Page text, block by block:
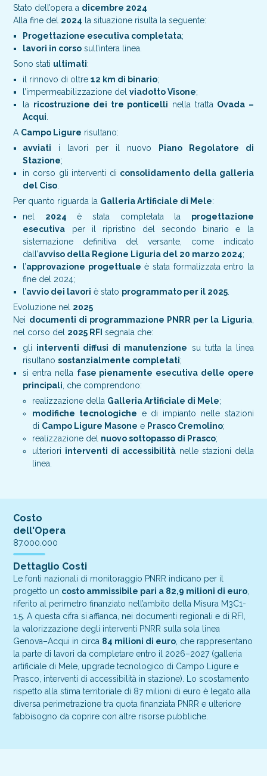
Stato dell’opera a dicembre 2024
Alla fine del 2024 la situazione risulta la seguente:
Progettazione esecutiva completata;
lavori in corso sull’intera linea.
Sono stati ultimati:
il rinnovo di oltre12 km di binario;
l’impermeabilizzazione delviadotto Visone;
la ricostruzione dei tre ponticelli nella tratta Ovada –
Acqui.
A Campo Ligure risultano:
avviati i lavori per il nuovo
Piano Regolatore di
Stazione;
in corso gli interventi di consolidamento della galleria
del Ciso.
Per quanto riguarda la Galleria Artificiale di Mele:
nel 2024 è stata completata la progettazione
esecutiva per il ripristino del secondo binario e la
sistemazione definitiva del versante, come indicato
dall’avviso della Regione Liguria del 20 marzo 2024;
l’approvazione progettuale è stata formalizzata entro la
fine del 2024;
l’avvio dei lavori è stato programmato per il 2025.
Evoluzione nel 2025
Nei documenti di programmazione PNRR per la Liguria,
nel corso del 2025 RFI segnala che:
gli interventi diffusi di manutenzione su tutta la linea
risultanosostanzialmente completati;
si entra nella fase pienamente esecutiva delle opere
principali, che comprendono:
realizzazione della Galleria Artificiale di Mele;
modifiche tecnologiche e di impianto nelle stazioni
di Campo Ligure Masone e Prasco Cremolino;
realizzazione del nuovo sottopasso di Prasco;
ulteriori interventi di accessibilità nelle stazioni della
linea.
Costo
dell'Opera
87.000.000
Dettaglio Costi
Le fonti nazionali di monitoraggio PNRR indicano per il
progetto un costo ammissibile pari a 82,9 milioni di euro,
riferito al perimetro finanziato nell’ambito della Misura M3C1-
1.5. A questa cifra si affianca, nei documenti regionali e di RFI,
la valorizzazione degli interventi PNRR sulla sola linea
Genova–Acqui in circa 84 milioni di euro, che rappresentano
la parte di lavori da completare entro il 2026–2027 (galleria
artificiale di Mele, upgrade tecnologico di Campo Ligure e
Prasco, interventi di accessibilità in stazione). Lo scostamento
rispetto alla stima territoriale di 87 milioni di euro è legato alla
diversa perimetrazione tra quota finanziata PNRR e ulteriore
fabbisogno da coprire con altre risorse pubbliche.